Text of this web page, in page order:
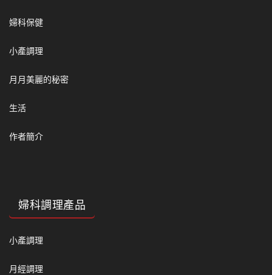
婦科保健
小產調理
月月美麗的秘密
生活
作者簡介
婦科調理產品
小產調理
月經調理